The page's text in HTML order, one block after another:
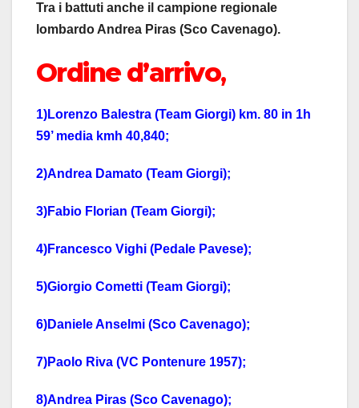
Tra i battuti anche il campione regionale
lombardo Andrea Piras (Sco Cavenago).
Ordine d’arrivo,
1)Lorenzo Balestra (Team Giorgi) km. 80 in 1h
59’ media kmh 40,840;
2)Andrea Damato (Team Giorgi);
3)Fabio Florian (Team Giorgi);
4)Francesco Vighi (Pedale Pavese);
5)Giorgio Cometti (Team Giorgi);
6)Daniele Anselmi (Sco Cavenago);
7)Paolo Riva (VC Pontenure 1957);
8)Andrea Piras (Sco Cavenago);